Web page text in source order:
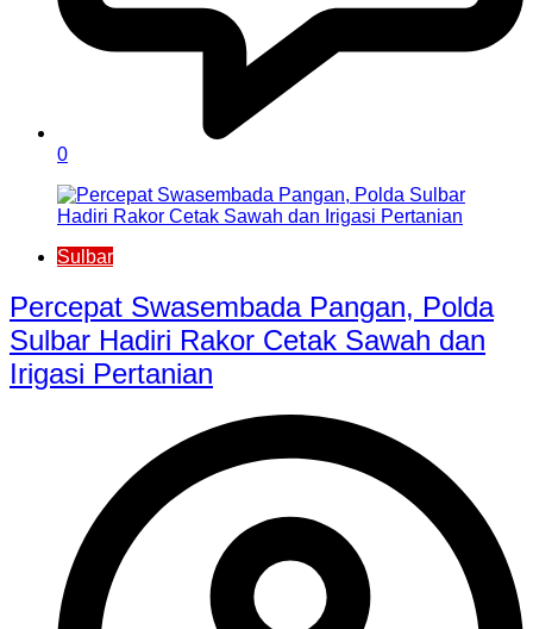
0
Sulbar
Percepat Swasembada Pangan, Polda
Sulbar Hadiri Rakor Cetak Sawah dan
Irigasi Pertanian